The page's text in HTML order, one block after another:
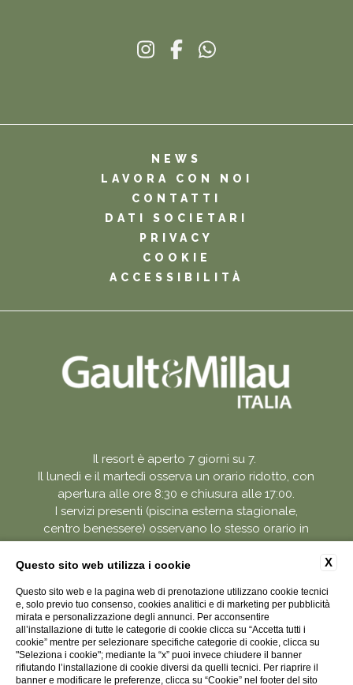
NEWS
LAVORA CON NOI
CONTATTI
DATI SOCIETARI
PRIVACY
COOKIE
ACCESSIBILITÀ
Il resort è aperto 7 giorni su 7.
Il lunedì e il martedì osserva un orario ridotto, con
apertura alle ore 8:30 e chiusura alle 17:00.
I servizi presenti (piscina esterna stagionale,
centro benessere) osservano lo stesso orario in
quelle giornate.
WEBSITE BY BLASTNESS
P.Iva 003074850045
CIR 004132-AGR-00009
CIN: IT004132B5VEUGP9C8
X
Questo sito web utilizza i cookie
Questo sito web e la pagina web di prenotazione utilizzano cookie tecnici
e, solo previo tuo consenso, cookies analitici e di marketing per pubblicità
mirata e personalizzazione degli annunci. Per acconsentire
all’installazione di tutte le categorie di cookie clicca su “Accetta tutti i
cookie” mentre per selezionare specifiche categorie di cookie, clicca su
"Seleziona i cookie"; mediante la “x” puoi invece chiudere il banner
rifiutando l’installazione di cookie diversi da quelli tecnici. Per riaprire il
banner e modificare le preferenze, clicca su “Cookie” nel footer del sito